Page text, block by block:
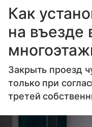
Как
на въезде
Закрыть проезд
только при
третей